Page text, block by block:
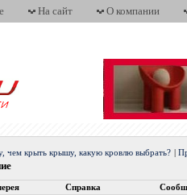
На сайт О компании
чем крыть крышу, какую кровлю выбрать?
Справка